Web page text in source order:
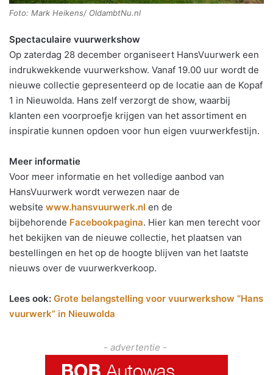
Foto: Mark Heikens/ OldambtNu.nl
Spectaculaire vuurwerkshow
Op zaterdag 28 december organiseert HansVuurwerk een
indrukwekkende vuurwerkshow. Vanaf 19.00 uur wordt de
nieuwe collectie gepresenteerd op de locatie aan de Kopaf
1 in Nieuwolda. Hans zelf verzorgt de show, waarbij
klanten een voorproefje krijgen van het assortiment en
inspiratie kunnen opdoen voor hun eigen vuurwerkfestijn.
Meer informatie
Voor meer informatie en het volledige aanbod van
HansVuurwerk wordt verwezen naar de
website www.hansvuurwerk.nl en de
bijbehorende Facebookpagina. Hier kan men terecht voor
het bekijken van de nieuwe collectie, het plaatsen van
bestellingen en het op de hoogte blijven van het laatste
nieuws over de vuurwerkverkoop.
Lees ook: Grote belangstelling voor vuurwerkshow “Hans
vuurwerk” in Nieuwolda
- advertentie -